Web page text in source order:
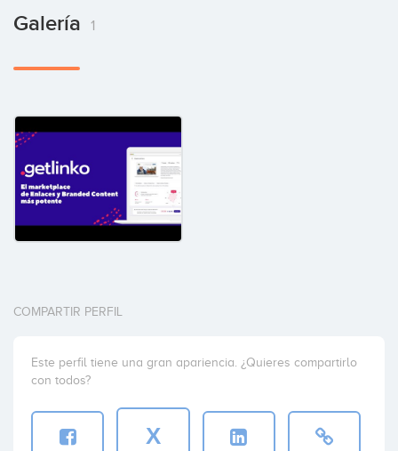
Galería 1
COMPARTIR PERFIL
Este perfil tiene una gran apariencia. ¿Quieres compartirlo
con todos?
X